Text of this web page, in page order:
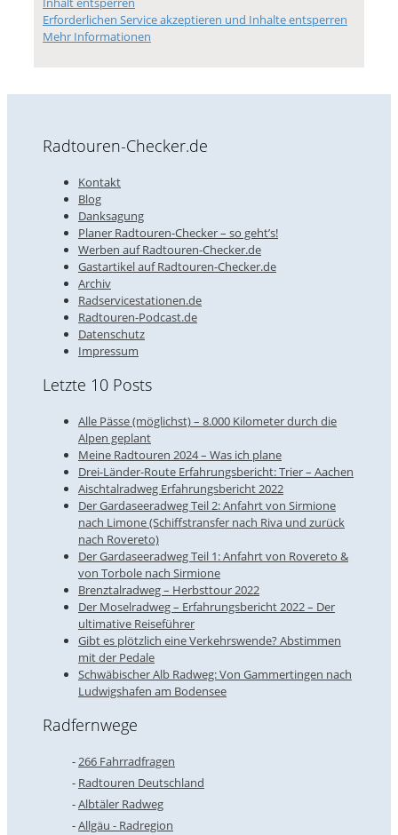
Erforderlichen Service akzeptieren und Inhalte entsperren
Mehr Informationen
Radtouren-Checker.de
Kontakt
Blog
Danksagung
Planer Radtouren-Checker – so geht’s!
Werben auf Radtouren-Checker.de
Gastartikel auf Radtouren-Checker.de
Archiv
Radservicestationen.de
Radtouren-Podcast.de
Datenschutz
Impressum
Letzte 10 Posts
Alle Pässe (möglichst) – 8.000 Kilometer durch die
Alpen geplant
Meine Radtouren 2024 – Was ich plane
Drei-Länder-Route Erfahrungsbericht: Trier – Aachen
Aischtalradweg Erfahrungsbericht 2022
Der Gardaseeradweg Teil 2: Anfahrt von Sirmione
nach Limone (Schiffstransfer nach Riva und zurück
nach Rovereto)
Der Gardaseeradweg Teil 1: Anfahrt von Rovereto &
von Torbole nach Sirmione
Brenztalradweg – Herbsttour 2022
Der Moselradweg – Erfahrungsbericht 2022 – Der
ultimative Reiseführer
Gibt es plötzlich eine Verkehrswende? Abstimmen
mit der Pedale
Schwäbischer Alb Radweg: Von Gammertingen nach
Ludwigshafen am Bodensee
Radfernwege
266 Fahrradfragen
Radtouren Deutschland
Albtäler Radweg
Allgäu - Radregion